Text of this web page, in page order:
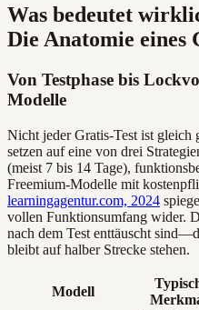
Was bedeutet
Die Anatomie eines
Von Testphase bis
Modelle
Nicht jeder Gratis-Test ist gleich
setzen auf eine von drei
(meist 7 bis 14 Tage),
Freemium-Modelle mit
learningagentur.com, 2024
vollen Funktionsumfang wider.
nach dem Test enttäuscht
bleibt auf halber Strecke stehen.
Modell